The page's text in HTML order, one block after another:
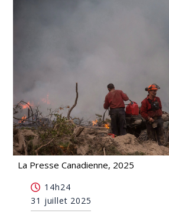
La Presse Canadienne, 2025
de 2 réserves menacées par un feu
14h24
31 juillet 2025